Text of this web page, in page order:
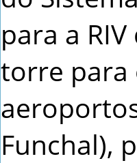
para a
torre para
Funchal),